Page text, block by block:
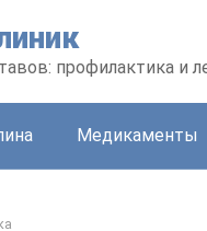
профилактика и
Медикаменты